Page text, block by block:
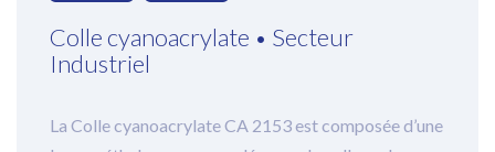
Colle cyanoacrylate • Secteur
Industriel
La Colle cyanoacrylate CA 2153 est composée d’une